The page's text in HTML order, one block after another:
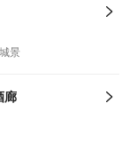
城景
廊